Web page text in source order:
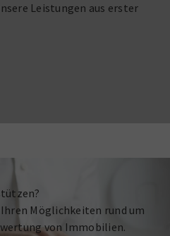
Leistungen aus erster
Möglichkeiten rund um
von Immobilien.